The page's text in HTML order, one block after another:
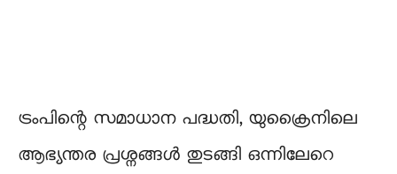
ട്രംപിന്റെ സമാധാന പദ്ധതി, യുക്രൈനിലെ
ആഭ്യന്തര പ്രശ്നങ്ങൾ തുടങ്ങി ഒന്നിലേറെ